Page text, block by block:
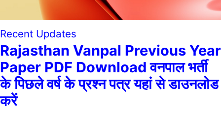
Recent Updates
Rajasthan Vanpal Previous Year
Paper PDF Download वनपाल भर्ती
के पिछले वर्ष के प्रश्न पत्र यहां से डाउनलोड
करें